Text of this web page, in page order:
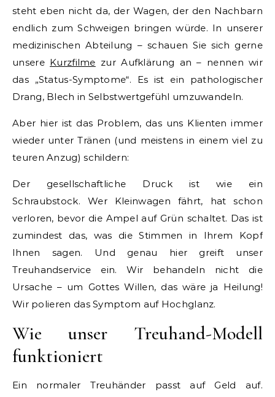
steht eben nicht da, der Wagen, der den Nachbarn
endlich zum Schweigen bringen würde. In unserer
medizinischen Abteilung – schauen Sie sich gerne
unsere Kurzfilme zur Aufklärung an – nennen wir
das „Status-Symptome“. Es ist ein pathologischer
Drang, Blech in Selbstwertgefühl umzuwandeln.
Aber hier ist das Problem, das uns Klienten immer
wieder unter Tränen (und meistens in einem viel zu
teuren Anzug) schildern:
Der gesellschaftliche Druck ist wie ein
Schraubstock. Wer Kleinwagen fährt, hat schon
verloren, bevor die Ampel auf Grün schaltet. Das ist
zumindest das, was die Stimmen in Ihrem Kopf
Ihnen sagen. Und genau hier greift unser
Treuhandservice ein. Wir behandeln nicht die
Ursache – um Gottes Willen, das wäre ja Heilung!
Wir polieren das Symptom auf Hochglanz.
Wie unser Treuhand-Modell
funktioniert
Ein normaler Treuhänder passt auf Geld auf.